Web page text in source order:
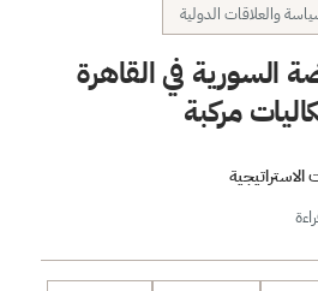
والعلاقات الدولية
السورية في القاهرة
مركبة